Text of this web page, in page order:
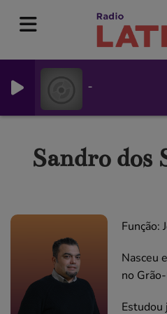
-
Sandro dos
Função:
Nasceu
no
Estudou